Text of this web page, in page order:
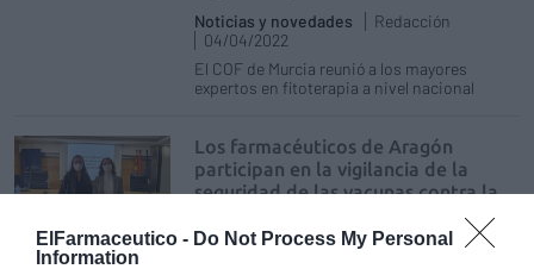
ElFarmaceutico - Do Not Process My Personal
Information
Noticias y novedades
Redacción
04/04/2022
El COF de Murcia reunió a los mayores
expertos en fitoterapia a nivel nacional
Los farmacéuticos de Aragón
participan en la vigilancia de la
seguridad de las vacunas contra la
Noticias y novedades
Redacción